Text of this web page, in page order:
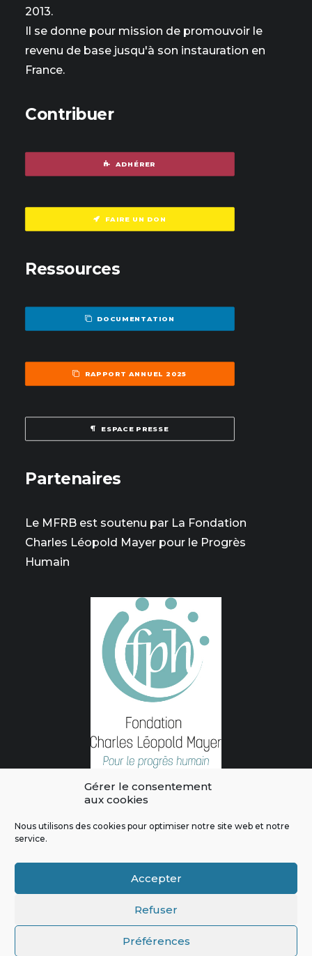
Gérer le consentement
aux cookies
Nous utilisons des cookies pour optimiser notre site web et notre
service.
Accepter
Refuser
Préférences
2013.
Il se donne pour mission de promouvoir le
revenu de base jusqu'à son instauration en
France.
Contribuer
ADHÉRER
FAIRE UN DON
Ressources
DOCUMENTATION
RAPPORT ANNUEL 2025
ESPACE PRESSE
Partenaires
Le MFRB est soutenu par La Fondation
Charles Léopold Mayer pour le Progrès
Humain
L'intégralité des contenus de ce site sont publiés sous licence
|Politique de confidentialité